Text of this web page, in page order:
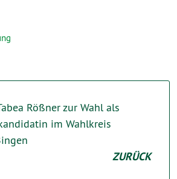
Rößner zur Wahl als
im Wahlkreis
ZURÜCK